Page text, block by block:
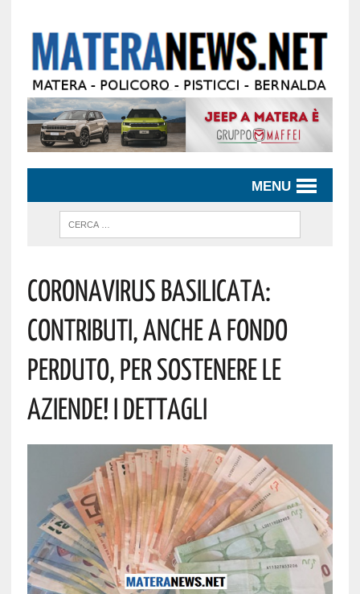
MENU
Coronavirus Basilicata:
Contributi, Anche A Fondo
Perduto, Per Sostenere Le
Aziende! I Dettagli